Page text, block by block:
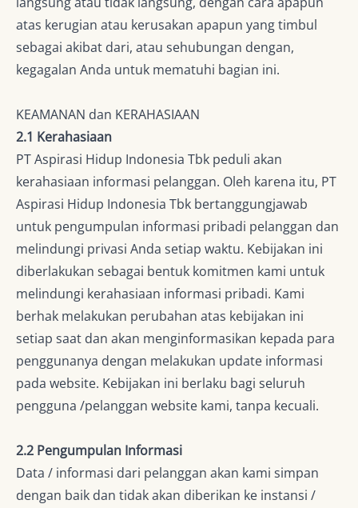
atas kerugian atau kerusakan apapun yang timbul
sebagai akibat dari, atau sehubungan dengan,
kegagalan Anda untuk mematuhi bagian ini.
KEAMANAN dan KERAHASIAAN
2.1 Kerahasiaan
PT Aspirasi Hidup Indonesia Tbk peduli akan
kerahasiaan informasi pelanggan. Oleh karena itu, PT
Aspirasi Hidup Indonesia Tbk bertanggungjawab
untuk pengumpulan informasi pribadi pelanggan dan
melindungi privasi Anda setiap waktu. Kebijakan ini
diberlakukan sebagai bentuk komitmen kami untuk
melindungi kerahasiaan informasi pribadi. Kami
berhak melakukan perubahan atas kebijakan ini
setiap saat dan akan menginformasikan kepada para
penggunanya dengan melakukan update informasi
pada website. Kebijakan ini berlaku bagi seluruh
pengguna /pelanggan website kami, tanpa kecuali.
2.2 Pengumpulan Informasi
Data / informasi dari pelanggan akan kami simpan
dengan baik dan tidak akan diberikan ke instansi /